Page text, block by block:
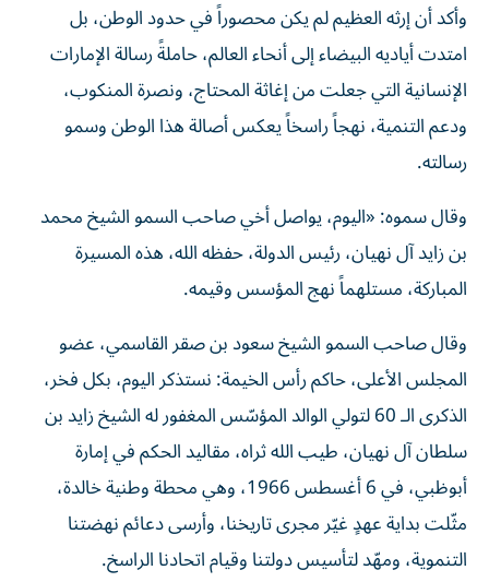
وأكد أن إرثه العظيم لم يكن محصوراً في حدود الوطن، بل
امتدت أياديه البيضاء إلى أنحاء العالم، حاملةً رسالة الإمارات
الإنسانية التي جعلت من إغاثة المحتاج، ونصرة المنكوب،
ودعم التنمية، نهجاً راسخاً يعكس أصالة هذا الوطن وسمو
رسالته.
وقال سموه: «اليوم، يواصل أخي صاحب السمو الشيخ محمد
بن زايد آل نهيان، رئيس الدولة، حفظه الله، هذه المسيرة
المباركة، مستلهماً نهج المؤسس وقيمه.
وقال صاحب السمو الشيخ سعود بن صقر القاسمي، عضو
المجلس الأعلى، حاكم رأس الخيمة: نستذكر اليوم، بكل فخر،
الذكرى الـ 60 لتولي الوالد المؤسّس المغفور له الشيخ زايد بن
سلطان آل نهيان، طيب الله ثراه، مقاليد الحكم في إمارة
أبوظبي، في 6 أغسطس 1966، وهي محطة وطنية خالدة،
مثّلت بداية عهدٍ غيّر مجرى تاريخنا، وأرسى دعائم نهضتنا
التنموية، ومهّد لتأسيس دولتنا وقيام اتحادنا الراسخ.